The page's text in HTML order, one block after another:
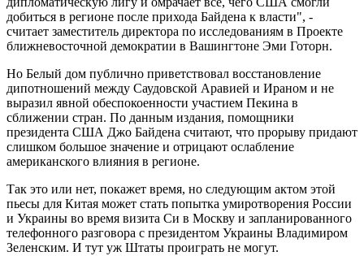
добиться в регионе после прихода Байдена к власти", -
считает заместитель директора по исследованиям в Проекте
ближневосточной демократии в Вашингтоне Эми Готорн.
Но Белый дом публично приветствовал восстановление
дипотношений между Саудовской Аравией и Ираном и не
выразил явной обеспокоенности участием Пекина в
сближении стран. По данным издания, помощники
президента США Джо Байдена считают, что прорыву придают
слишком большое значение и отрицают ослабление
американского влияния в регионе.
Так это или нет, покажет время, но следующим актом этой
пьесы для Китая может стать попытка умиротворения России
и Украины во время визита Си в Москву и запланированного
телефонного разговора с президентом Украины Владимиром
Зеленским. И тут уж Штаты проиграть не могут.